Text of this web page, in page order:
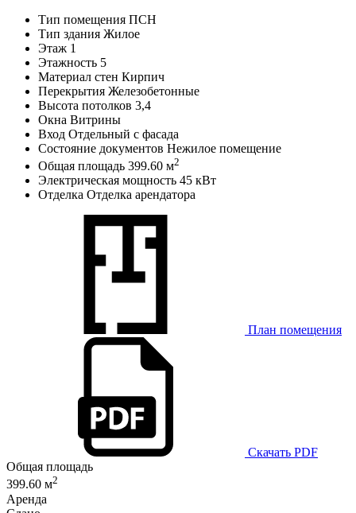
Тип помещения ПСН
Тип здания Жилое
Этаж 1
Этажность 5
Материал стен Кирпич
Перекрытия Железобетонные
Высота потолков 3,4
Окна Витрины
Вход Отдельный с фасада
Состояние документов Нежилое помещение
Общая площадь 399.60 м2
Электрическая мощность 45 кВт
Отделка Отделка арендатора
План помещения
Скачать PDF
Общая площадь
399.60 м2
Аренда